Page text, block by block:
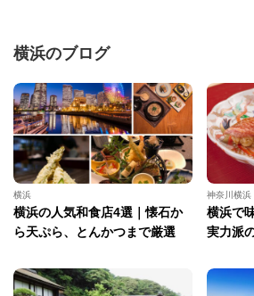
横浜のブログ
横浜
横浜の人気和食店4選｜懐石か
ら天ぷら、とんかつまで厳選
神奈川横浜
横浜で
実力派